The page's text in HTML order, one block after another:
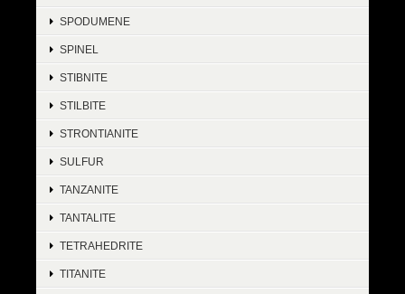
SPODUMENE
SPINEL
STIBNITE
STILBITE
STRONTIANITE
SULFUR
TANZANITE
TANTALITE
TETRAHEDRITE
TITANITE